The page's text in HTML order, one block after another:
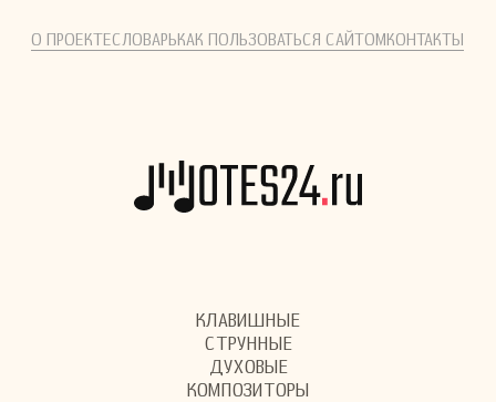
О ПРОЕКТЕСЛОВАРЬКАК ПОЛЬЗОВАТЬСЯ САЙТОМКОНТАКТЫ
КЛАВИШНЫЕ
СТРУННЫЕ
ДУХОВЫЕ
КОМПОЗИТОРЫ